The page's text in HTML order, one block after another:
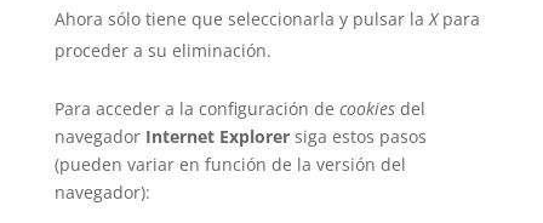
Ahora sólo tiene que seleccionarla y pulsar laXpara
proceder a su eliminación.
Para acceder a la configuración de cookiesdel
navegador Internet Explorersiga estos pasos
(pueden variar en función de la versión del
navegador):